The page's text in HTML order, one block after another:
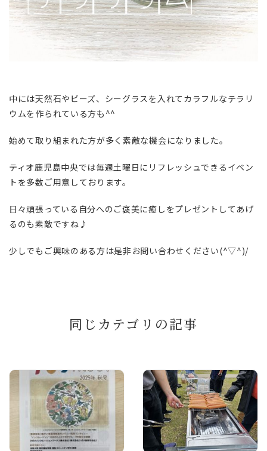
中には天然石やビーズ、シーグラスを入れてカラフルなテラリ
ウムを作られている方も^^
始めて取り組まれた方が多く素敵な機会になりました。
ティオ鹿児島中央では毎週土曜日にリフレッシュできるイベン
トを多数ご用意しております。
日々頑張っている自分へのご褒美に癒しをプレゼントしてあげ
るのも素敵ですね♪
少しでもご興味のある方は是非お問い合わせください(^▽^)/
同じカテゴリの記事